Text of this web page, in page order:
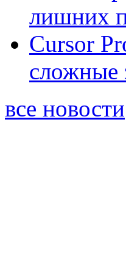
лишних
Cursor
сложные
все новости